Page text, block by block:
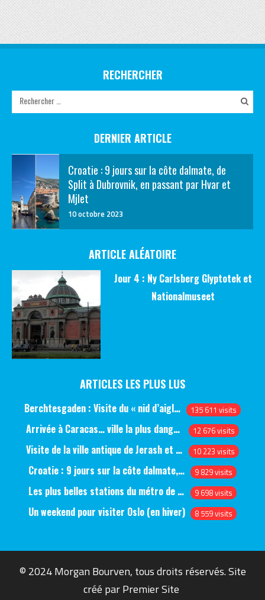
RECHERCHER
DERNIER ARTICLE
Croatie : 9 jours sur la côte dalmate, de
Split à Dubrovnik, en passant par Hvar et
Mjlet
10 octobre 2023
ARTICLE ALÉATOIRE
Jour 4 : Ny Carlsberg Glyptotek et
Nationalmuseet
ARTICLES LES PLUS LUS
Berchtesgaden : Visite du « nid d’aigle » et des bunkers d’Hitler 135 611 visits
Arrivée à Caracas… ville la plus dangereuse du monde (jour 1) 12 676 visits
Visite de la ville antique de Jerash et du château d’Ajlun (jour 1) 10 223 visits
Croatie : 9 jours sur la côte dalmate, de Split à Dubrovnik, en passant par Hvar et Mjlet 9 829 visits
Les plus belles stations du métro de Saint-Pétersbourg 9 698 visits
Un weekend pour visiter Oslo (en hiver) 8 559 visits
© 2024 Morgan Bourven, tous droits réservés. Site
créé parPremier Site